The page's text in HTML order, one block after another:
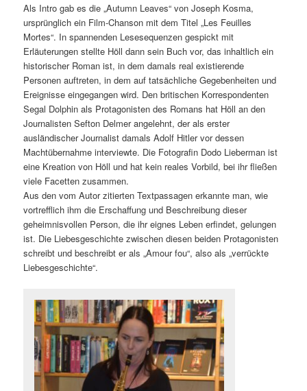
Als Intro gab es die „Autumn Leaves“ von Joseph Kosma,
ursprünglich ein Film-Chanson mit dem Titel „Les Feuilles
Mortes“. In spannenden Lesesequenzen gespickt mit
Erläuterungen stellte Höll dann sein Buch vor, das inhaltlich ein
historischer Roman ist, in dem damals real existierende
Personen auftreten, in dem auf tatsächliche Gegebenheiten und
Ereignisse eingegangen wird. Den britischen Korrespondenten
Segal Dolphin als Protagonisten des Romans hat Höll an den
Journalisten Sefton Delmer angelehnt, der als erster
ausländischer Journalist damals Adolf Hitler vor dessen
Machtübernahme interviewte. Die Fotografin Dodo Lieberman ist
eine Kreation von Höll und hat kein reales Vorbild, bei ihr fließen
viele Facetten zusammen.
Aus den vom Autor zitierten Textpassagen erkannte man, wie
vortrefflich ihm die Erschaffung und Beschreibung dieser
geheimnisvollen Person, die ihr eignes Leben erfindet, gelungen
ist. Die Liebesgeschichte zwischen diesen beiden Protagonisten
schreibt und beschreibt er als „Amour fou“, also als „verrückte
Liebesgeschichte“.